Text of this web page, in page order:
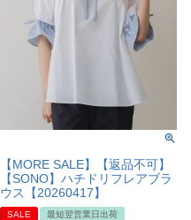
【MORE SALE】【返品不可】
【SONO】ハチドリフレアブラ
ウス【20260417】
SALE 最短翌営業日出荷